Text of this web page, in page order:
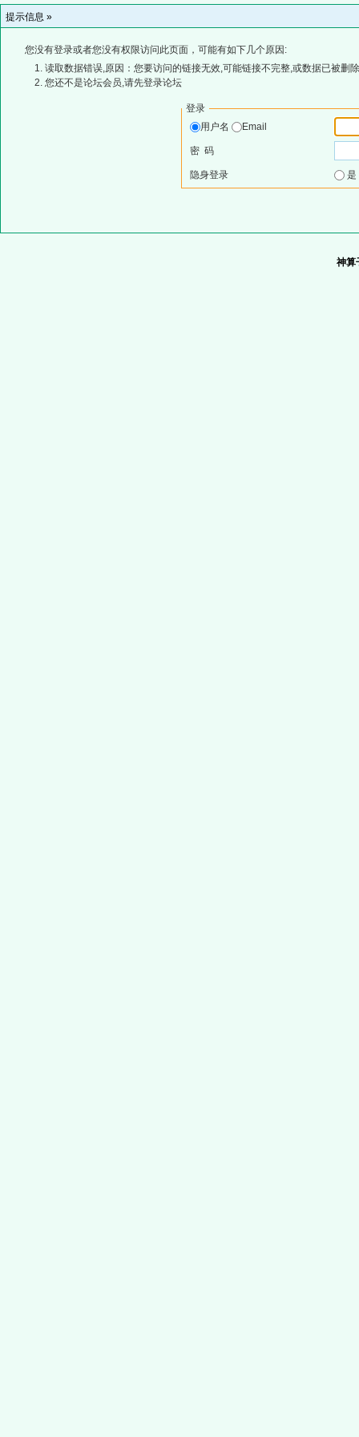
提示信息 »
您没有登录或者您没有权限访问此页面，可能有如下几个原因:
读取数据错误,原因：您要访问的链接无效,可能链接不完整,或数据已被删
您还不是论坛会员,请先登录论坛
登录
用户名
Email
密 码
隐身登录
神算